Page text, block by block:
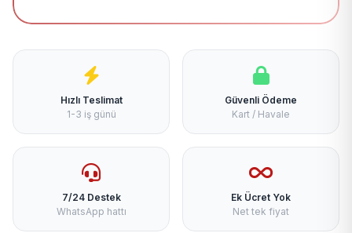
Hızlı Teslimat
1-3 iş günü
Güvenli Ödeme
Kart / Havale
7/24 Destek
WhatsApp hattı
Ek Ücret Yok
Net tek fiyat